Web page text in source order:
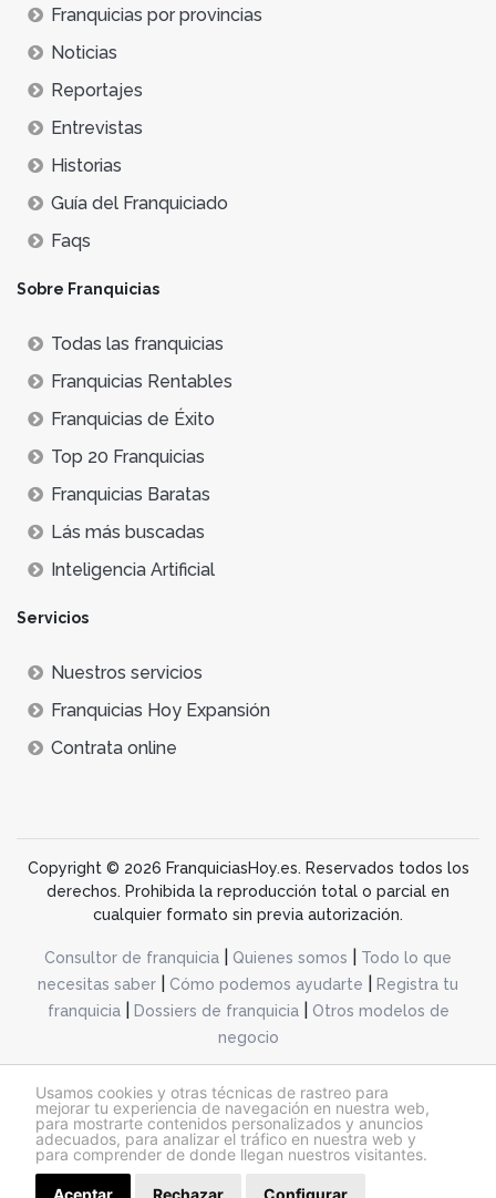
Usamos cookies y otras técnicas de rastreo para
mejorar tu experiencia de navegación en nuestra web,
para mostrarte contenidos personalizados y anuncios
adecuados, para analizar el tráfico en nuestra web y
para comprender de donde llegan nuestros visitantes.
Aceptar Rechazar Configurar
Franquicias por provincias
Noticias
Reportajes
Entrevistas
Historias
Guía del Franquiciado
Faqs
Sobre Franquicias
Todas las franquicias
Franquicias Rentables
Franquicias de Éxito
Top 20 Franquicias
Franquicias Baratas
Lás más buscadas
Inteligencia Artificial
Servicios
Nuestros servicios
Franquicias Hoy Expansión
Contrata online
Copyright © 2026 FranquiciasHoy.es. Reservados todos los
derechos. Prohibida la reproducción total o parcial en
cualquier formato sin previa autorización.
Consultor de franquicia Quienes somos
Todo lo que
necesitas saber
Cómo podemos ayudarte
Registra tu
franquicia| Dossiers de franquicia|
Otros modelos de
negocio
@franquiciashoy.es |Aviso legal| Política de cookies|Política de privacidad